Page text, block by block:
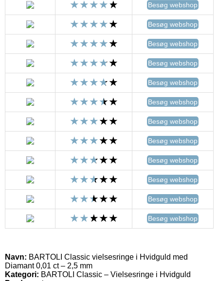
Besøg webshop
Besøg webshop
Besøg webshop
Besøg webshop
Besøg webshop
Besøg webshop
Besøg webshop
Besøg webshop
Besøg webshop
Besøg webshop
Besøg webshop
Besøg webshop
Navn: BARTOLI Classic vielsesringe i Hvidguld med
Diamant 0,01 ct – 2,5 mm
Kategori: BARTOLI Classic – Vielsesringe i Hvidguld